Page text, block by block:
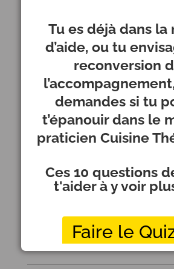
cela. J’aime que ce soit
harmonieux, accueillant.
Je n’aime pas sa couleur
voudrais plus douce, mais
toujours propre, rangée,
ustensiles, des jolis bocaux,
beau, ça guérit le cœur et
Merci Alexandra ! Pour en
cliquez ici :
https://
Tu es déjà dans la
d’aide, ou tu
reconversion
demandes si tu
t’épanouir dans le
praticien Cuisine
Ces 10 questions
t'aider à y voir
Faire le